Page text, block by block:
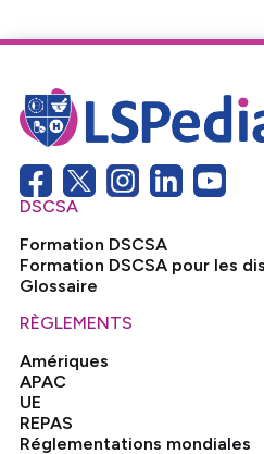
DSCSA
Formation DSCSA
Formation DSCSA pour les
Glossaire
RÈGLEMENTS
Amériques
APAC
UE
REPAS
Réglementations mondiales